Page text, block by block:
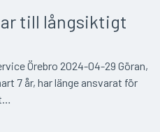
till långsiktigt
Örebro 2024-04-29 Göran,
7 år, har länge ansvarat för